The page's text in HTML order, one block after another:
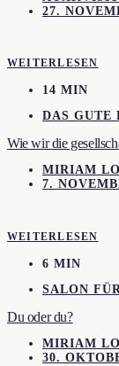
27.
WEITERLESEN
14 MIN
DAS GUTE
Wie wir die
MIRIAM
7.
WEITERLESEN
6 MIN
SALON
Du oder du?
MIRIAM
30.